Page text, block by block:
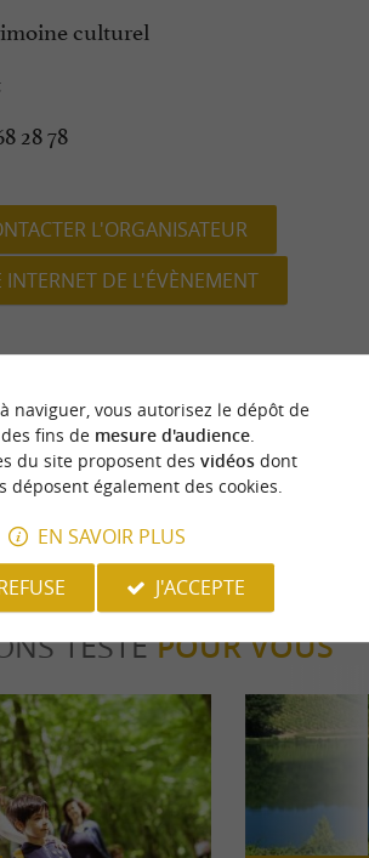
culturel
28 78
L'ORGANISATEUR
INTERNET DE L'ÉVÈNEMENT
mise à jour :03/05/2026 à 06:46:01
-Crédit photo :Tourisme & loisirs
Béarn Madiran -
TESTÉPOUR VOUS
naviguer, vous autorisez le dépôt de
fins de mesure d'audience.
du site proposent des vidéosdont
déposent également des cookies.
EN SAVOIR PLUS
J'ACCEPTE